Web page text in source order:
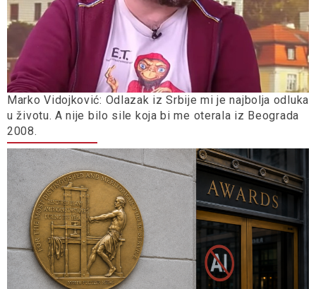
Marko Vidojković: Odlazak iz Srbije mi je najbolja odluka
u životu. A nije bilo sile koja bi me oterala iz Beograda
2008.